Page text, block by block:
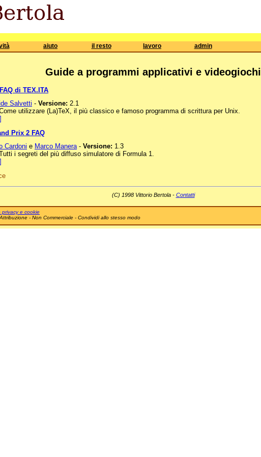
aiuto il resto lavoro admin
Guide a programmi applicativi e videogiochi
di TEX.ITA
Salvetti - Versione: 2.1
utilizzare (La)TeX, il più classico e famoso programma di scrittura per Unix.
Prix 2 FAQ
Cardoni e Marco Manera- Versione: 1.3
i segreti del più diffuso simulatore di Formula 1.
(C) 1998 Vittorio Bertola - Contatti
privacy e cookie
- Non Commerciale - Condividi allo stesso modo